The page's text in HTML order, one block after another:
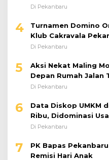
Perkuat Kinerja
Di Pekanbaru
4
Turnamen Domino
Klub Cakravala
Di Pekanbaru
5
Aksi Nekat Maling
Depan Rumah Jalan
Minta Pelaku
Di Pekanbaru
6
Data Diskop UMKM
Ribu, Didominasi
Di Pekanbaru
7
PK Bapas
Remisi Hari Anak